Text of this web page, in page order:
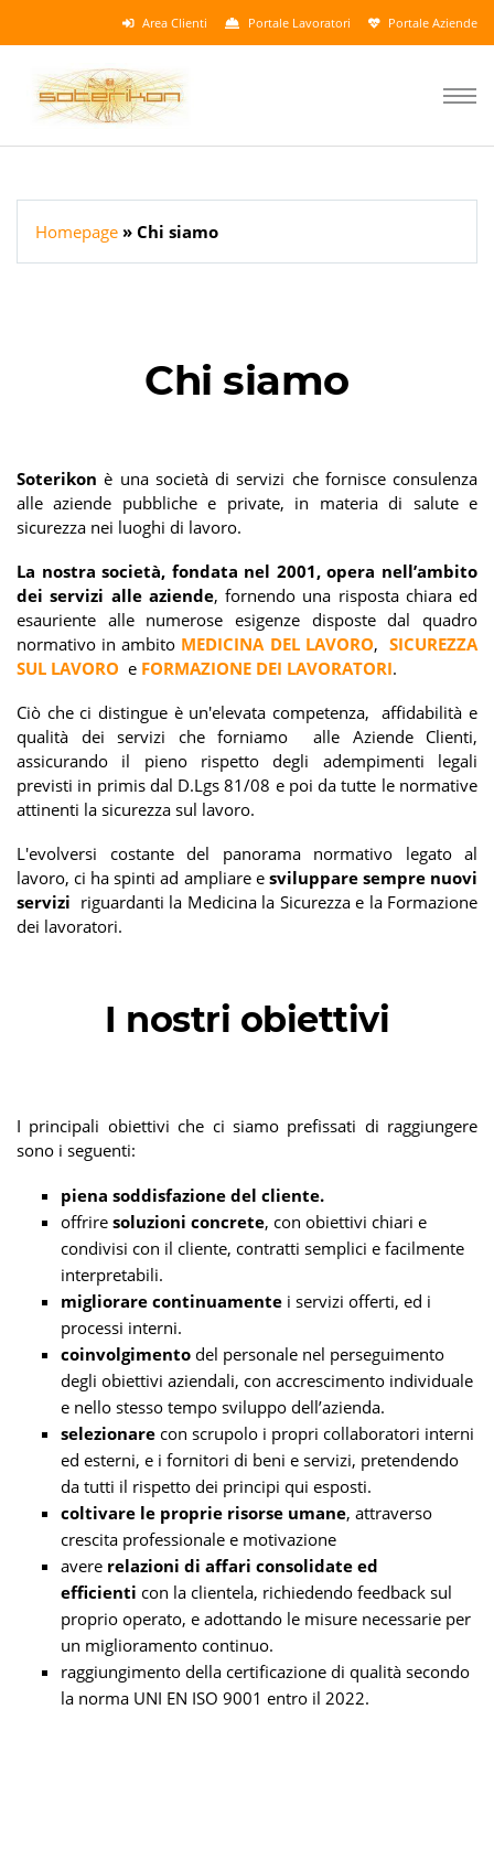
Area Clienti Portale Lavoratori Portale Aziende
Homepage Chi siamo
Chi siamo
Soterikon è una società di servizi che fornisce consulenza
alle aziende pubbliche e private, in materia di salute e
sicurezza nei luoghi di lavoro.
La nostra società, fondata nel 2001, opera nell’ambito
dei servizi alle aziende, fornendo una risposta chiara ed
esauriente alle numerose esigenze disposte dal quadro
normativo in ambito MEDICINA DEL LAVORO,SICUREZZA
SUL LAVORO e FORMAZIONE DEI LAVORATORI.
Ciò che ci distingue è un'elevata competenza, affidabilità e
qualità dei servizi che forniamo alle Aziende Clienti,
assicurando il pieno rispetto degli adempimenti legali
previsti in primis dal D.Lgs 81/08 e poi da tutte le normative
attinenti la sicurezza sul lavoro.
L'evolversi costante del panorama normativo legato al
lavoro, ci ha spinti ad ampliare e sviluppare sempre nuovi
servizi riguardanti la Medicina la Sicurezza e la Formazione
dei lavoratori.
I nostri obiettivi
I principali obiettivi che ci siamo prefissati di raggiungere
sono i seguenti:
piena soddisfazione del cliente.
offrire soluzioni concrete, con obiettivi chiari e
condivisi con il cliente, contratti semplici e facilmente
interpretabili.
migliorare continuamente i servizi offerti, ed i
processi interni.
coinvolgimento del personale nel perseguimento
degli obiettivi aziendali, con accrescimento individuale
e nello stesso tempo sviluppo dell’azienda.
selezionare con scrupolo i propri collaboratori interni
ed esterni, e i fornitori di beni e servizi, pretendendo
da tutti il rispetto dei principi qui esposti.
coltivare le proprie risorse umane, attraverso
crescita professionale e motivazione
avere relazioni di affari consolidate ed
efficienti con la clientela, richiedendo feedback sul
proprio operato, e adottando le misure necessarie per
un miglioramento continuo.
raggiungimento della certificazione di qualità secondo
la norma UNI EN ISO 9001 entro il 2022.